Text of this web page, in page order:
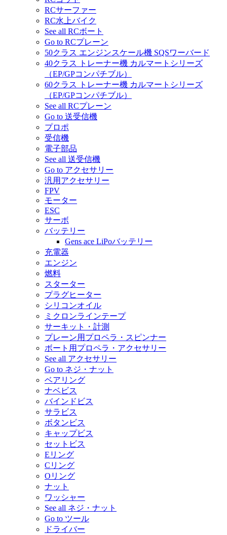
RCサーファー
RC水上バイク
See all RCボート
Go to RCプレーン
50クラス エンジンスケール機 SQSワーバード
40クラス トレーナー機 カルマートシリーズ
（EP/GPコンパチブル）
60クラス トレーナー機 カルマートシリーズ
（EP/GPコンパチブル）
See all RCプレーン
Go to 送受信機
プロポ
受信機
電子部品
See all 送受信機
Go to アクセサリー
汎用アクセサリー
FPV
モーター
ESC
サーボ
バッテリー
Gens ace LiPoバッテリー
充電器
エンジン
燃料
スターター
プラグヒーター
シリコンオイル
ミクロンラインテープ
サーキット・計測
プレーン用プロペラ・スピンナー
ボート用プロペラ・アクセサリー
See all アクセサリー
Go to ネジ・ナット
ベアリング
ナベビス
バインドビス
サラビス
ボタンビス
キャップビス
セットビス
Eリング
Cリング
Oリング
ナット
ワッシャー
See all ネジ・ナット
Go to ツール
ドライバー